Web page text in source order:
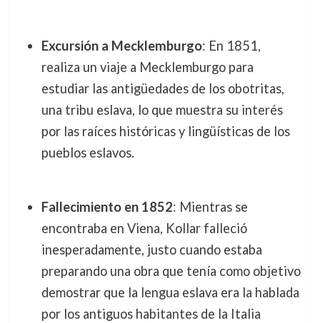
Excursión a Mecklemburgo: En 1851,
realiza un viaje a Mecklemburgo para
estudiar las antigüedades de los obotritas,
una tribu eslava, lo que muestra su interés
por las raíces históricas y lingüísticas de los
pueblos eslavos.
Fallecimiento en 1852: Mientras se
encontraba en Viena, Kollar falleció
inesperadamente, justo cuando estaba
preparando una obra que tenía como objetivo
demostrar que la lengua eslava era la hablada
por los antiguos habitantes de la Italia